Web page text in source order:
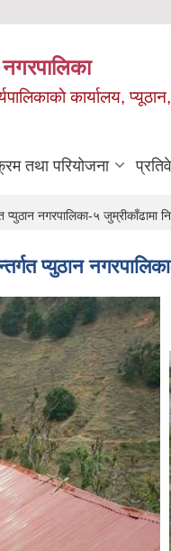
कार्यालय,
तथा परियोजना
नगरपालिका-५ जुम्रीकाँढामा
प्युठान